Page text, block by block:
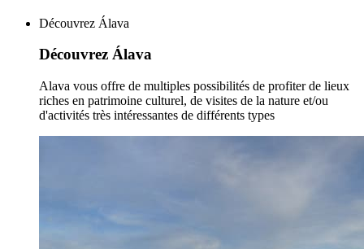
Découvrez Álava
Découvrez Álava
Alava vous offre de multiples possibilités de profiter de lieux
riches en patrimoine culturel, de visites de la nature et/ou
d'activités très intéressantes de différents types